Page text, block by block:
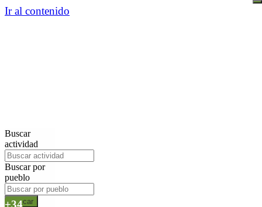
Ir al contenido
Buscar
actividad
Buscar por
pueblo
Buscar
+34